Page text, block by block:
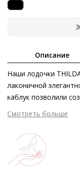
Описание
Наши лодочки
лаконичной
каблук позволили
дизайн, не
Декоративная
вписывается в
идеальный
наряд благодаря
Смотреть больше